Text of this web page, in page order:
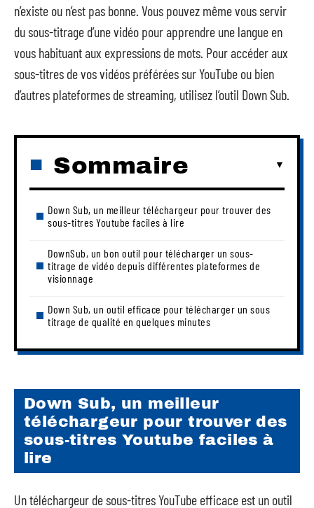
n’existe ou n’est pas bonne. Vous pouvez même vous servir
du sous-titrage d’une vidéo pour apprendre une langue en
vous habituant aux expressions de mots. Pour accéder aux
sous-titres de vos vidéos préférées sur YouTube ou bien
d’autres plateformes de streaming, utilisez l’outil Down Sub.
Sommaire
Down Sub, un meilleur téléchargeur pour trouver des
sous-titres Youtube faciles à lire
DownSub, un bon outil pour télécharger un sous-
titrage de vidéo depuis différentes plateformes de
visionnage
Down Sub, un outil efficace pour télécharger un sous
titrage de qualité en quelques minutes
Down Sub, un meilleur
téléchargeur pour trouver des
sous-titres Youtube faciles à
lire
Un téléchargeur de sous-titres YouTube efficace est un outil